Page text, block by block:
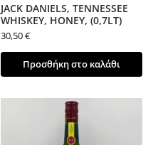
JACK DANIELS, TENNESSEE
WHISKEY, HONEY, (0,7LT)
30,50€
Προσθήκη στο καλάθι